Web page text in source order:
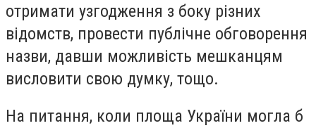
отримати узгодження з боку різних
відомств, провести публічне обговорення
назви, давши можливість мешканцям
висловити свою думку, тощо.
На питання, коли площа України могла б